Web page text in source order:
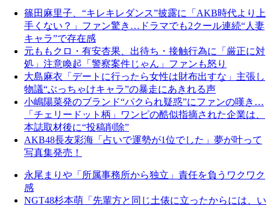
篠田麻里子、“キレキレダンス”披露に「AKB時代より上
手くない？」ファン驚き…ドラマでも2クール連続“人妻
キャラ”で存在感
元ももクロ・有安杏果、出待ち・接触行為に「厳正に対
処」注意喚起「警察案件じゃん」ファンも怒り
大島麻衣「デートに行ったら女性は財布出すな」主張し
物議“ぶっちゃけキャラ”の暴走にあきれる声
小嶋陽菜発のブランド“パクられ疑惑”にファンの嘆き…
「チェリードット柄」ワンピの酷似指摘された企業は、
本誌取材後に“投稿削除”
AKB48長友彩海「占いで運勢が1位でした」夢が叶って
写真集発売！
永尾まりや「所属事務所から独立」責任を負うワクワク
感
NGT48杉本萌「先輩方と同じ土俵に立ったからには、い